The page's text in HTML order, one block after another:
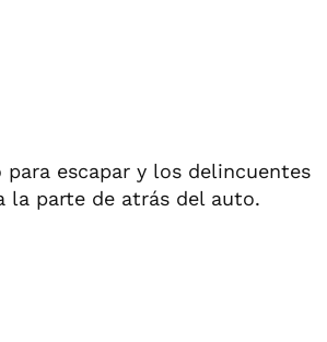
para escapar y los delincuentes
la parte de atrás del auto.